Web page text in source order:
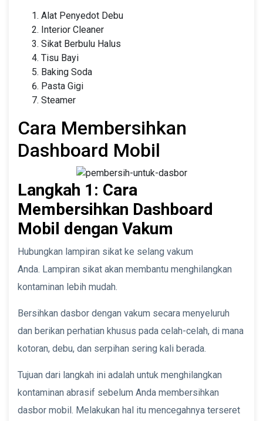
Alat Penyedot Debu
Interior Cleaner
Sikat Berbulu Halus
Tisu Bayi
Baking Soda
Pasta Gigi
Steamer
Cara Membersihkan
Dashboard Mobil
Langkah 1: Cara
Membersihkan Dashboard
Mobil dengan Vakum
Hubungkan lampiran sikat ke selang vakum
Anda. Lampiran sikat akan membantu menghilangkan
kontaminan lebih mudah.
Bersihkan dasbor dengan vakum secara menyeluruh
dan berikan perhatian khusus pada celah-celah, di mana
kotoran, debu, dan serpihan sering kali berada.
Tujuan dari langkah ini adalah untuk menghilangkan
kontaminan abrasif sebelum Anda membersihkan
dasbor mobil. Melakukan hal itu mencegahnya terseret